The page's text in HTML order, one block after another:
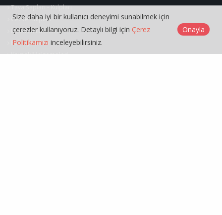
Tava Sapları - Kulpları
Cezve Kulpları
Düdüklü Lastikleri
Polisaj Malzemeleri
Kaynak Malzemeleri
Size daha iyi bir kullanıcı deneyimi sunabilmek için
çerezler kullanıyoruz. Detaylı bilgi için Çerez
Politikamızı inceleyebilirsiniz.
Onayla